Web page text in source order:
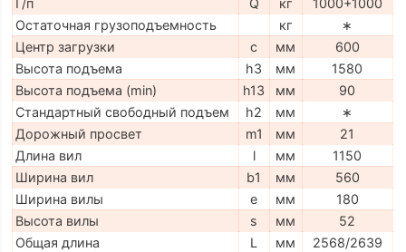
Г/п
Q кг
1000+1000
Остаточная грузоподъемность
кг
∗
Центр загрузки
c мм
600
Высота подъема
h3 мм
1580
Высота подъема (min)
h13 мм
90
Стандартный свободный подъем
h2 мм
∗
Дорожный просвет
m1 мм
21
Длина вил
l мм
1150
Ширина вил
b1 мм
560
Ширина вилы
e мм
180
Высота вилы
s мм
52
Общая длина
L мм
2568/2639